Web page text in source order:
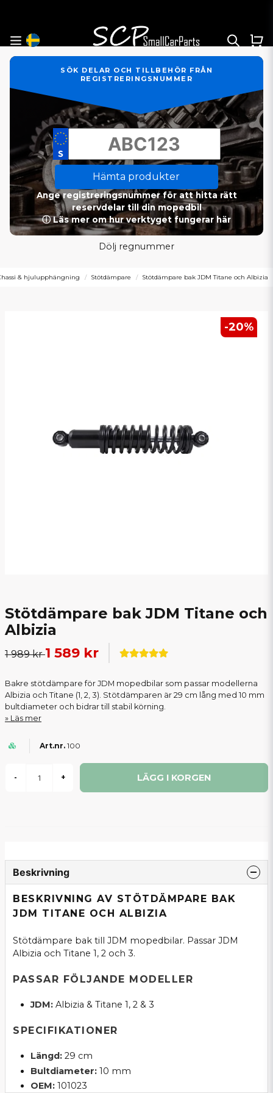
SÖK DELAR OCH TILLBEHÖR FRÅN
REGISTRERINGSNUMMER
Hämta produkter
Ange registreringsnummer för att hitta rätt
reservdelar till din mopedbil
ⓘ Läs mer om hur verktyget fungerar här
Dölj regnummer
& hjulupphängning Stötdämpare Stötdämpare bak JDM Titane och Albizia
-20%
Stötdämpare bak JDM Titane och
Albizia
1 989 kr1 589 kr
Bakre stötdämpare för JDM mopedbilar som passar modellerna
Albizia och Titane (1, 2, 3). Stötdämparen är 29 cm lång med 10 mm
bultdiameter och bidrar till stabil körning.
Läs mer
100
- + LÄGG I KORGEN
Beskrivning
BESKRIVNING AV STÖTDÄMPARE BAK
JDM TITANE OCH ALBIZIA
Stötdämpare bak till JDM mopedbilar. Passar JDM
Albizia och Titane 1, 2 och 3.
PASSAR FÖLJANDE MODELLER
JDM:Albizia & Titane 1, 2 & 3
SPECIFIKATIONER
Längd:29 cm
Bultdiameter:10 mm
OEM:101023